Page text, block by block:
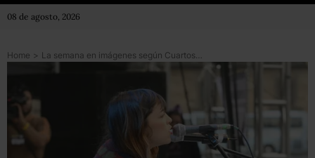
08 de agosto, 2026
Home > La semana en imágenes según Cuartoscuro